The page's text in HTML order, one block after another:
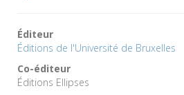
Éditeur
Éditions de l'Université de Bruxelles
Co-éditeur
Éditions Ellipses